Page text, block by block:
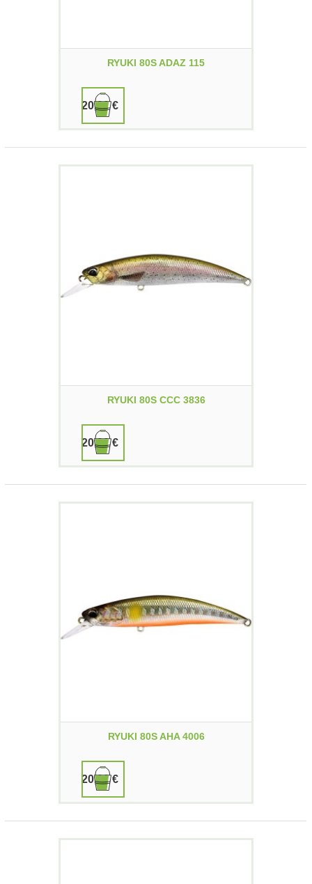
RYUKI 80S ADAZ 115
20,00 €
RYUKI 80S CCC 3836
20,00 €
RYUKI 80S AHA 4006
20,00 €